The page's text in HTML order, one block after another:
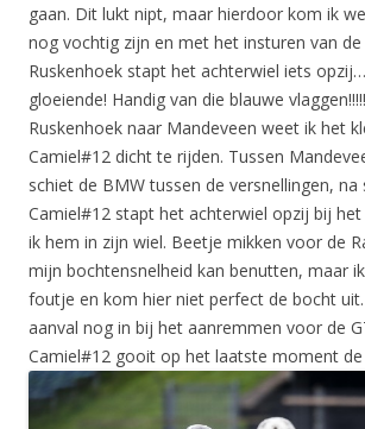
gaan. Dit lukt nipt, maar hierdoor kom ik
nog vochtig zijn en met het insturen van de
Ruskenhoek stapt het achterwiel iets
gloeiende! Handig van die blauwe
Ruskenhoek naar Mandeveen weet ik het
Camiel#12 dicht te rijden. Tussen
schiet de BMW tussen de versnellingen, na
Camiel#12 stapt het achterwiel opzij bij
ik hem in zijn wiel. Beetje mikken voor de
mijn bochtensnelheid kan benutten, maar
foutje en kom hier niet perfect de bocht
aanval nog in bij het aanremmen voor de
Camiel#12 gooit op het laatste moment de